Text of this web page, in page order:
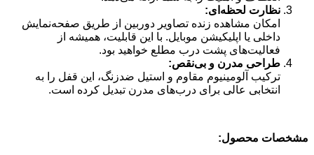
نظارت لحظه‌ای:
امکان مشاهده زنده تصاویر دوربین از طریق صفحه‌نمایش
داخلی یا اپلیکیشن موبایل. با این قابلیت، همیشه از
فعالیت‌های پشت درب مطلع خواهید بود.
طراحی مدرن و بی‌نقص:
ترکیب آلومینیوم مقاوم و استیل ضدزنگ، این قفل را به
انتخابی عالی برای درب‌های مدرن تبدیل کرده است.
مشخصات محصول: